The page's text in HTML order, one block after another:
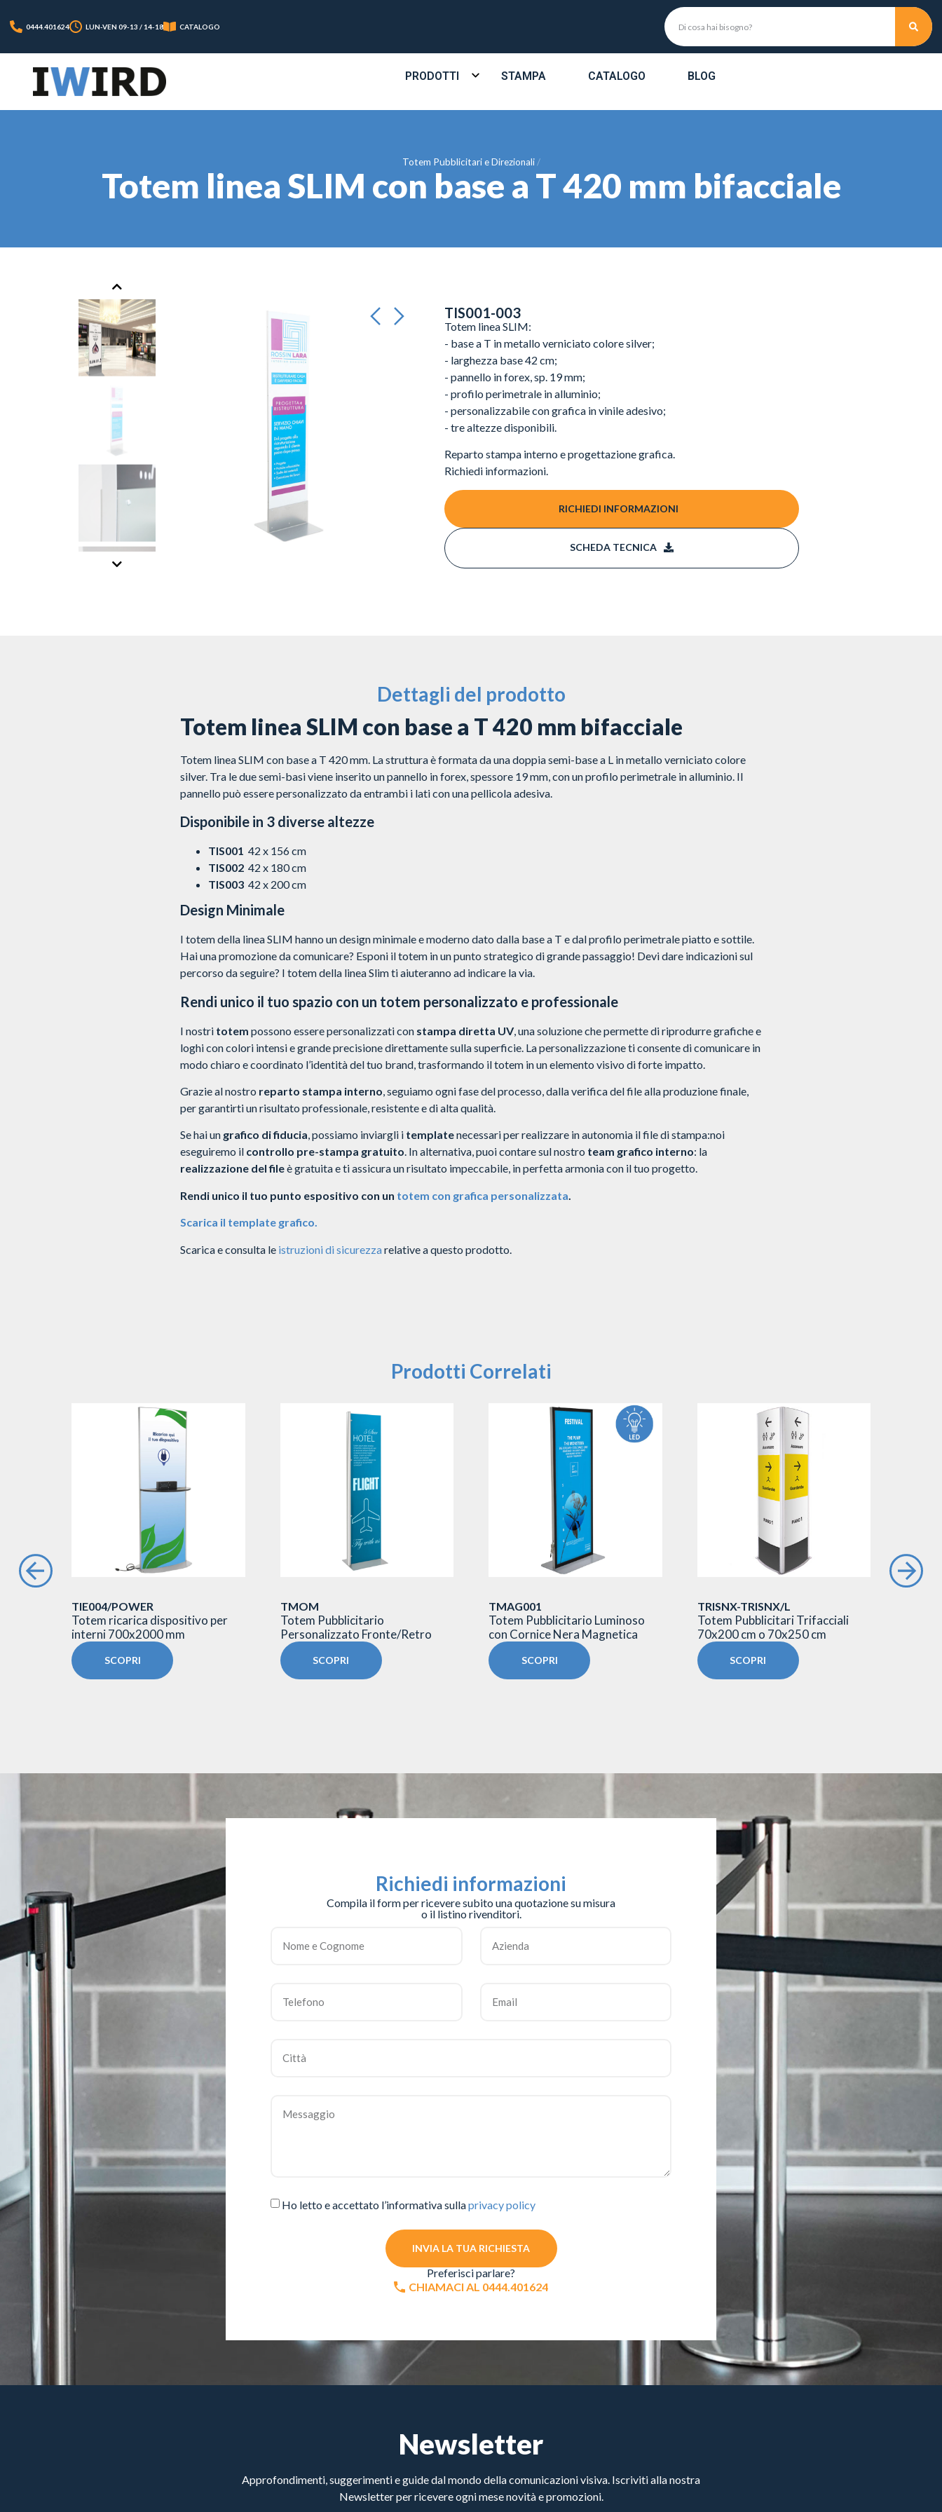
0444.401624 LUN-VEN 09-13 / 14-18 CATALOGO
PRODOTTI STAMPA CATALOGO BLOG
Totem Pubblicitari e Direzionali
Totem linea SLIM con base a T 420 mm bifacciale
TIS001-003
Totem linea SLIM:
- base a T in metallo verniciato colore silver;
- larghezza base 42 cm;
- pannello in forex, sp. 19 mm;
- profilo perimetrale in alluminio;
- personalizzabile con grafica in vinile adesivo;
- tre altezze disponibili.
Reparto stampa interno e progettazione grafica.
Richiedi informazioni.
RICHIEDI INFORMAZIONI
SCHEDA TECNICA
Dettagli del prodotto
Totem linea SLIM con base a T 420 mm bifacciale
Totem linea SLIM con base a T 420 mm. La struttura è formata da una doppia semi-base a L in metallo verniciato colore
silver. Tra le due semi-basi viene inserito un pannello in forex, spessore 19 mm, con un profilo perimetrale in alluminio. Il
pannello può essere personalizzato da entrambi i lati con una pellicola adesiva.
Disponibile in 3 diverse altezze
TIS001 42 x 156 cm
TIS00242 x 180 cm
TIS00342 x 200 cm
Design Minimale
I totem della linea SLIM hanno un design minimale e moderno dato dalla base a T e dal profilo perimetrale piatto e sottile.
Hai una promozione da comunicare? Esponi il totem in un punto strategico di grande passaggio! Devi dare indicazioni sul
percorso da seguire? I totem della linea Slim ti aiuteranno ad indicare la via.
Rendi unico il tuo spazio con un totem personalizzato e professionale
I nostri totem possono essere personalizzati con stampa diretta UV, una soluzione che permette di riprodurre grafiche e
loghi con colori intensi e grande precisione direttamente sulla superficie. La personalizzazione ti consente di comunicare in
modo chiaro e coordinato l’identità del tuo brand, trasformando il totem in un elemento visivo di forte impatto.
Grazie al nostro reparto stampa interno, seguiamo ogni fase del processo, dalla verifica del file alla produzione finale,
per garantirti un risultato professionale, resistente e di alta qualità.
Se hai un grafico di fiducia, possiamo inviargli i templatenecessari per realizzare in autonomia il file di stampa:noi
eseguiremo il controllo pre-stampa gratuito. In alternativa, puoi contare sul nostro team grafico interno: la
realizzazione del fileè gratuita e ti assicura un risultato impeccabile, in perfetta armonia con il tuo progetto.
Rendi unico il tuo punto espositivo con un totem con grafica personalizzata
Scarica il template grafico.
Scarica e consulta le istruzioni di sicurezzarelative a questo prodotto.
Prodotti Correlati
TIE004/POWER
Totem ricarica dispositivo per
interni 700x2000 mm
SCOPRI
TMOM
Totem Pubblicitario
Personalizzato Fronte/Retro
SCOPRI
TMAG001
Totem Pubblicitario Luminoso
con Cornice Nera Magnetica
SCOPRI
TRISNX-TRISNX/L
Totem Pubblicitari Trifacciali
70x200 cm o 70x250 cm
SCOPRI
Richiedi informazioni
Compila il form per ricevere subito una quotazione su misura
o il listino rivenditori.
Ho letto e accettato l’informativa sullaprivacy policy
INVIA LA TUA RICHIESTA
Preferisci parlare?
CHIAMACI AL 0444.401624
Newsletter
Approfondimenti, suggerimenti e guide dal mondo della comunicazioni visiva. Iscriviti alla nostra
Newsletter per ricevere ogni mese novità e promozioni.